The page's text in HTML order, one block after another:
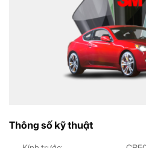
Thông số kỹ thuật